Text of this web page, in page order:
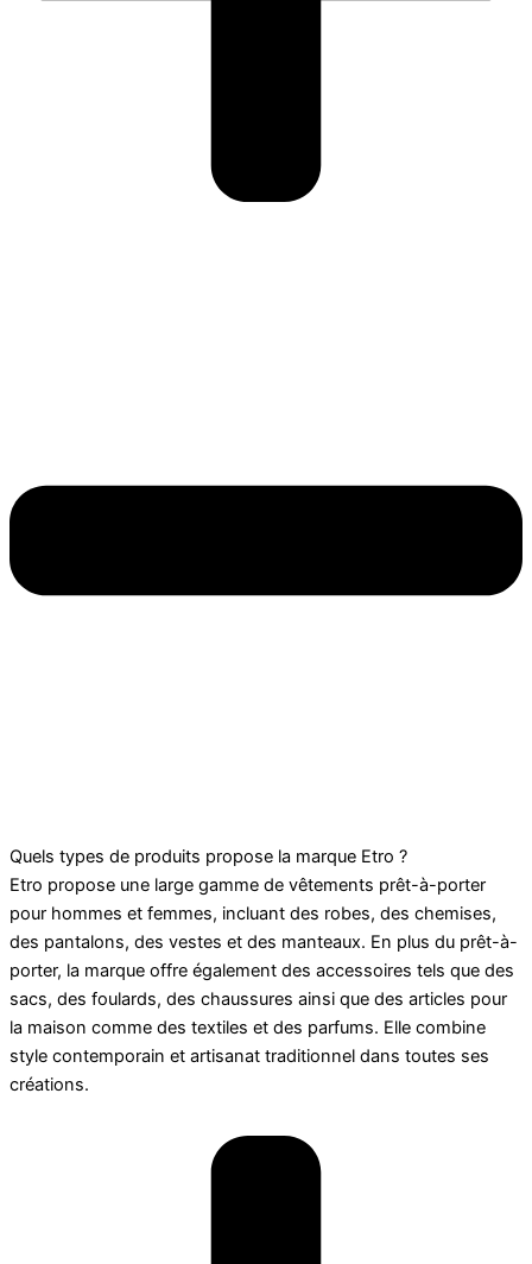
Quels types de produits propose la marque Etro ?
Etro propose une large gamme de vêtements prêt-à-porter
pour hommes et femmes, incluant des robes, des chemises,
des pantalons, des vestes et des manteaux. En plus du prêt-à-
porter, la marque offre également des accessoires tels que des
sacs, des foulards, des chaussures ainsi que des articles pour
la maison comme des textiles et des parfums. Elle combine
style contemporain et artisanat traditionnel dans toutes ses
créations.